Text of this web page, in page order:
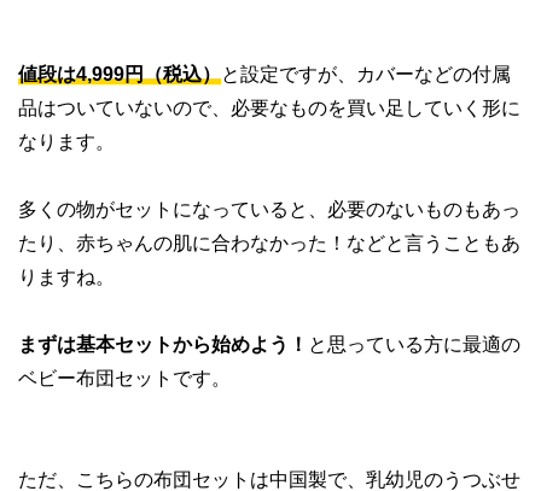
値段は4,999円（税込）と設定ですが、カバーなどの付属
品はついていないので、必要なものを買い足していく形に
なります。
多くの物がセットになっていると、必要のないものもあっ
たり、赤ちゃんの肌に合わなかった！などと言うこともあ
りますね。
まずは基本セットから始めよう！ と思っている方に最適の
ベビー布団セットです。
ただ、こちらの布団セットは中国製で、乳幼児のうつぶせ